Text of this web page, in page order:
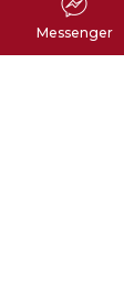
Messenger